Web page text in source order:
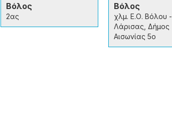
Βόλος
2ας
Βόλος
χλμ. Ε.Ο. Βόλου -
Λάρισας, Δήμος
Αισωνίας 5ο